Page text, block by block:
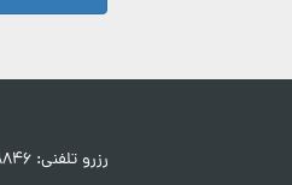
رزرو تلفنی: ۰۹۹۲۷۰۱۸۸۴۶